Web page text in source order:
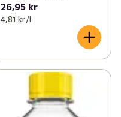
26,95 kr
4,81 kr /l